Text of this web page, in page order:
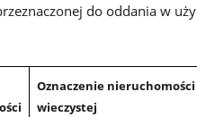
do oddania w
Oznaczenie nieruchomości
wieczystej